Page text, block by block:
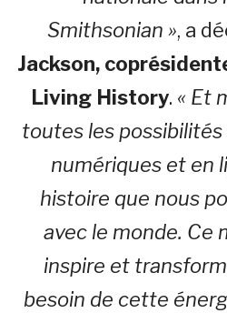
Smithsonian », a
Jackson,
Living History. « Et
toutes les
numériques et en
histoire que nous
avec le monde. Ce
inspire et
besoin de cette